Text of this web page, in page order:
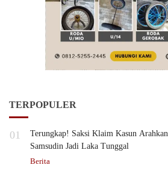
TERPOPULER
01
Terungkap! Saksi Klaim Kasun
Samsudin Jadi Laka Tunggal
Berita